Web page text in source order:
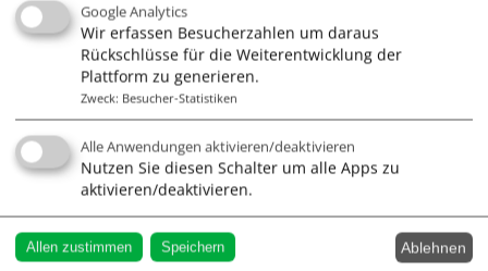
Skippertraining
Charter
Infos
Impressum
Datenschutz
Google Analytics
Wir erfassen Besucherzahlen um daraus
Rückschlüsse für die Weiterentwicklung der
Plattform zu generieren.
Zweck: Besucher-Statistiken
Alle Anwendungen aktivieren/deaktivieren
Nutzen Sie diesen Schalter um alle Apps zu
aktivieren/deaktivieren.
Allen zustimmen Speichern Ablehnen